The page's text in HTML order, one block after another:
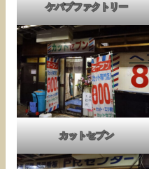
ケバブファクトリー
カットセブン